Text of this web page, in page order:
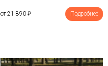
от 21 890 ₽ Подробнее